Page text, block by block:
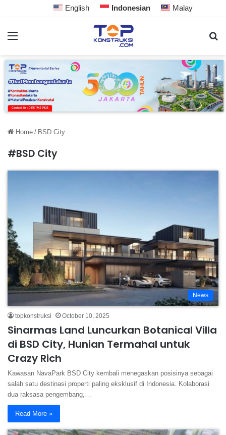
English Indonesian Malay
Home / BSD City
#BSD City
News
topkonstruksi October 10, 2025
Sinarmas Land Luncurkan Botanical Villa
di BSD City, Hunian Termahal untuk
Crazy Rich
Kawasan NavaPark BSD City kembali menegaskan posisinya sebagai
salah satu destinasi properti paling eksklusif di Indonesia. Kolaborasi
dua raksasa pengembang,…
Read More »